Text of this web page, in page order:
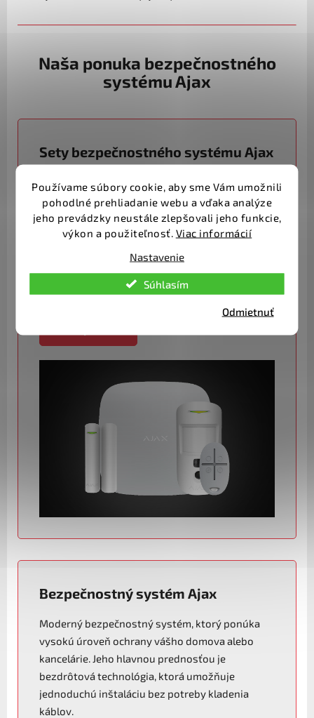
Používame súbory cookie, aby sme Vám umožnili
pohodlné prehliadanie webu a vďaka analýze
jeho prevádzky neustále zlepšovali jeho funkcie,
výkon a použiteľnosť. Viac informácií
Nastavenie
Odmietnuť
Súhlasím
Naša ponuka bezpečnostného
systému Ajax
Sety bezpečnostného systému Ajax
V ponuke máme niekoľko setov bezpečnostného
systému Ajax, ktoré sú navrhnuté tak, aby
chránili objekty pred neoprávneným vstupom a
chránili majetok pred krádežou. Medzi
najpopulárnejšie sety patria Starter Kit, Senior,
Bezpečnostný systém Ajax
Moderný bezpečnostný systém, ktorý ponúka
vysokú úroveň ochrany vášho domova alebo
kancelárie. Jeho hlavnou prednosťou je
bezdrôtová technológia, ktorá umožňuje
jednoduchú inštaláciu bez potreby kladenia
káblov.